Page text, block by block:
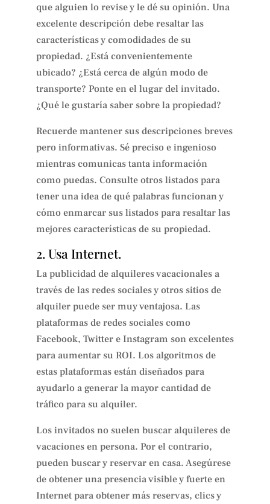
que alguien lo revise y le dé su opinión. Una
excelente descripción debe resaltar las
características y comodidades de su
propiedad. ¿Está convenientemente
ubicado? ¿Está cerca de algún modo de
transporte? Ponte en el lugar del invitado.
¿Qué le gustaría saber sobre la propiedad?
Recuerde mantener sus descripciones breves
pero informativas. Sé preciso e ingenioso
mientras comunicas tanta información
como puedas. Consulte otros listados para
tener una idea de qué palabras funcionan y
cómo enmarcar sus listados para resaltar las
mejores características de su propiedad.
2. Usa Internet.
La publicidad de alquileres vacacionales a
través de las redes sociales y otros sitios de
alquiler puede ser muy ventajosa. Las
plataformas de redes sociales como
Facebook, Twitter e Instagram son excelentes
para aumentar su ROI. Los algoritmos de
estas plataformas están diseñados para
ayudarlo a generar la mayor cantidad de
tráfico para su alquiler.
Los invitados no suelen buscar alquileres de
vacaciones en persona. Por el contrario,
pueden buscar y reservar en casa. Asegúrese
de obtener una presencia visible y fuerte en
Internet para obtener más reservas, clics y